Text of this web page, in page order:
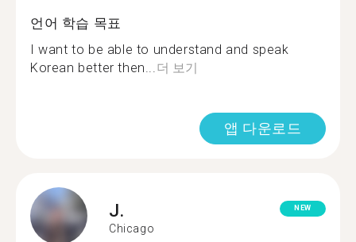
언어 학습 목표
I want to be able to understand and speak
Korean better then...더 보기
앱 다운로드
J.
Chicago
NEW